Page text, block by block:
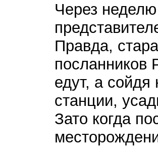
Через
Правда,
посланников
едут, а
станции,
Зато когда